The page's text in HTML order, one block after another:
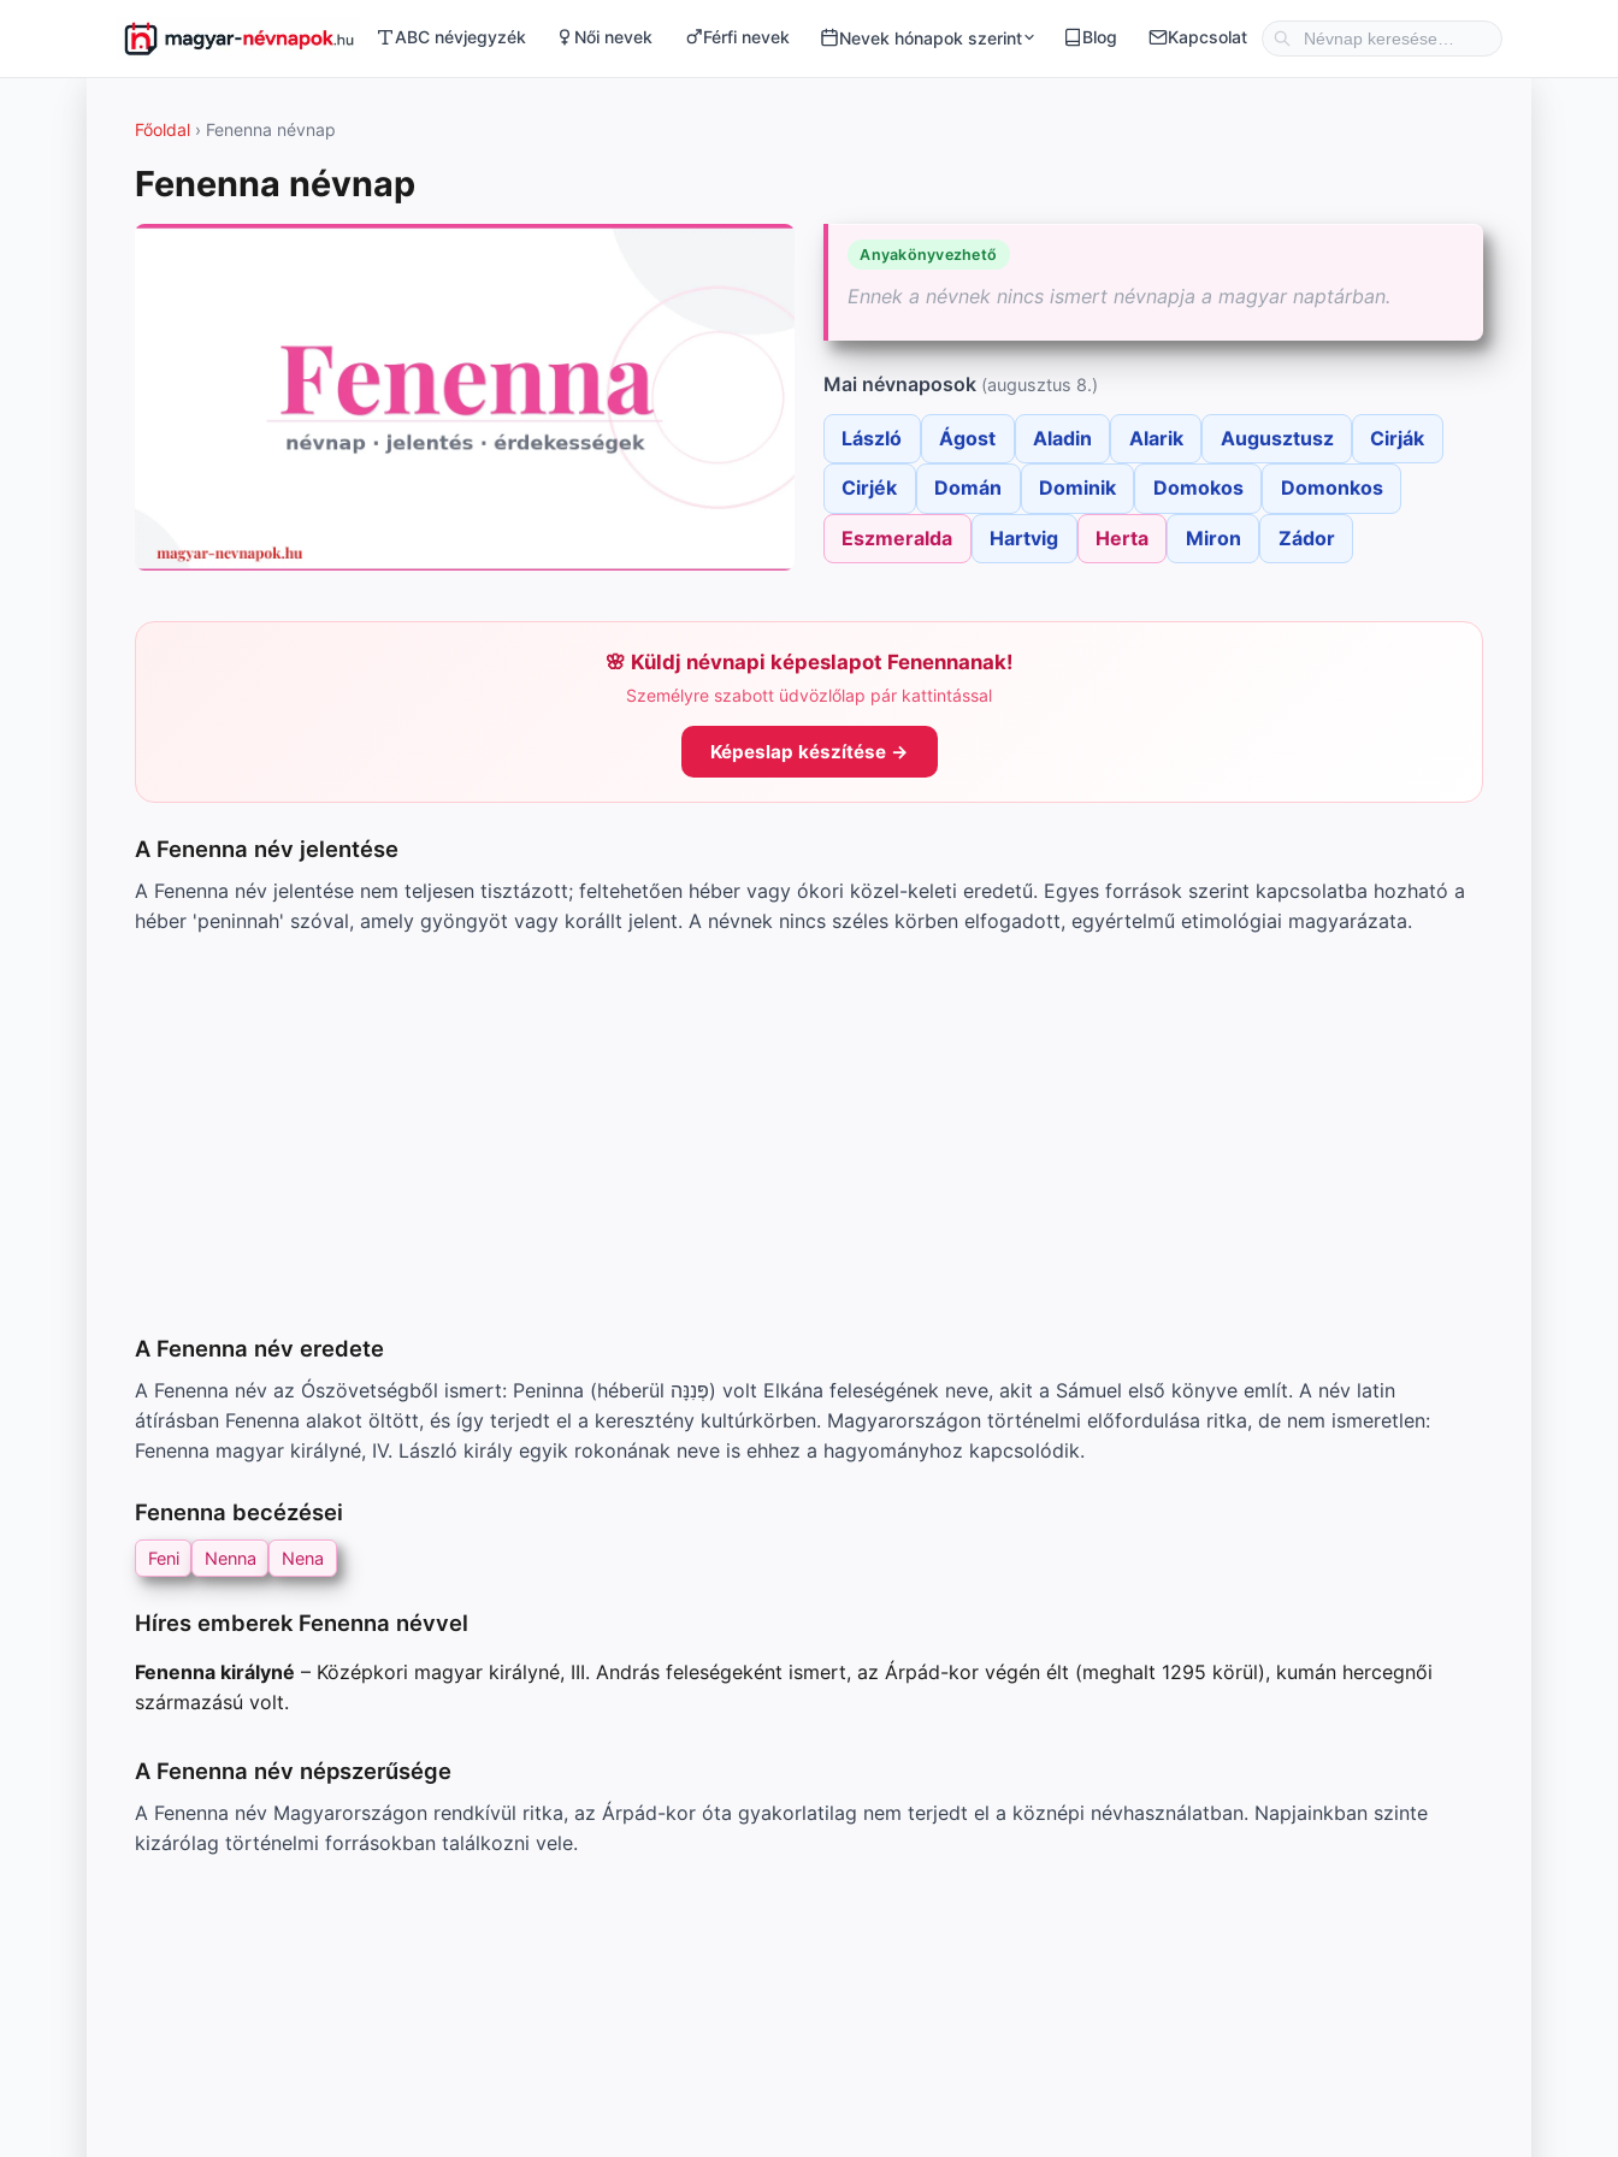
ABC névjegyzék Női nevek Férfi nevek Nevek hónapok szerint Blog Kapcsolat
Főoldal › Fenenna névnap
Fenenna névnap
Anyakönyvezhető
Ennek a névnek nincs ismert névnapja a magyar naptárban.
Mai névnaposok (augusztus 8.)
László Ágost Aladin Alarik Augusztusz Cirják
Cirjék Domán Dominik Domokos Domonkos
Eszmeralda Hartvig Herta Miron Zádor
Küldj névnapi képeslapot Fenennanak!
Személyre szabott üdvözlőlap pár kattintással
Képeslap készítése →
A Fenenna név jelentése
A Fenenna név jelentése nem teljesen tisztázott; feltehetően héber vagy ókori közel-keleti eredetű. Egyes források szerint kapcsolatba hozható a
héber 'peninnah' szóval, amely gyöngyöt vagy korállt jelent. A névnek nincs széles körben elfogadott, egyértelmű etimológiai magyarázata.
A Fenenna név eredete
A Fenenna név az Ószövetségből ismert: Peninna (héberül פְּנִנָּה) volt Elkána feleségének neve, akit a Sámuel első könyve említ. A név latin
átírásban Fenenna alakot öltött, és így terjedt el a keresztény kultúrkörben. Magyarországon történelmi előfordulása ritka, de nem ismeretlen:
Fenenna magyar királyné, IV. László király egyik rokonának neve is ehhez a hagyományhoz kapcsolódik.
Fenenna becézései
Feni Nenna Nena
Híres emberek Fenenna névvel
Fenenna királyné – Középkori magyar királyné, III. András feleségeként ismert, az Árpád-kor végén élt (meghalt 1295 körül), kumán hercegnői
származású volt.
A Fenenna név népszerűsége
A Fenenna név Magyarországon rendkívül ritka, az Árpád-kor óta gyakorlatilag nem terjedt el a köznépi névhasználatban. Napjainkban szinte
kizárólag történelmi forrásokban találkozni vele.